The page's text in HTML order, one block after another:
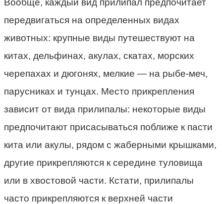
Вообще, каждый вид прилипал предпочитает
передвигаться на определенных видах
животных: крупные виды путешествуют на
китах, дельфинах, акулах, скатах, морских
черепахах и дюгонях, мелкие — на рыбе-меч,
парусниках и тунцах. Место прикрепления
зависит от вида прилипалы: некоторые виды
предпочитают присасываться поближе к пасти
кита или акулы, рядом с жаберными крышками,
другие прикрепляются к середине туловища
или в хвостовой части. Кстати, прилипалы
часто прикрепляются к верхней части